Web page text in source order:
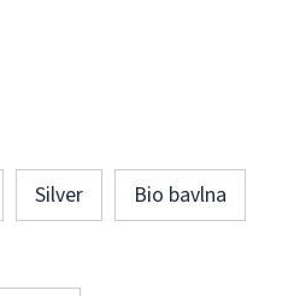
Silver Bio bavlna